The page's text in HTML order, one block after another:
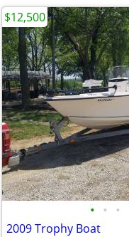
• • •
2009 Trophy Boat
$12,500